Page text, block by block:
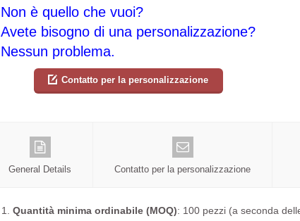
Non è quello che vuoi?
Avete bisogno di una personalizzazione?
Nessun problema.
Contatto per la personalizzazione
General Details Contatto per la personalizzazione
1. Quantità minima ordinabile (MOQ): 100 pezzi (a seconda